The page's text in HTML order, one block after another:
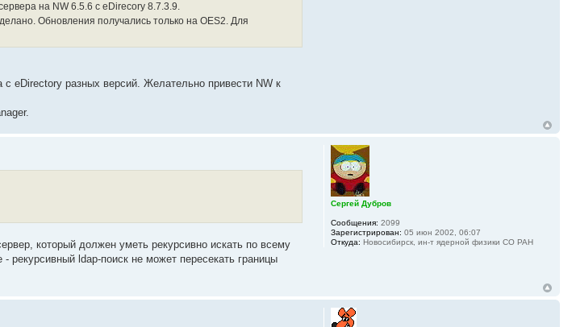
на NW 6.5.6 c eDirecory 8.7.3.9.
Обновления получались только на OES2. Для
eDirectory разных версий. Желательно привести NW к
который должен уметь рекурсивно искать по всему
ldap-поиск не может пересекать границы
Сергей Дубров
Сообщения: 2099
Зарегистрирован: 05 июн 2002, 06:07
Откуда: Новосибирск, ин-т ядерной физики СО РАН